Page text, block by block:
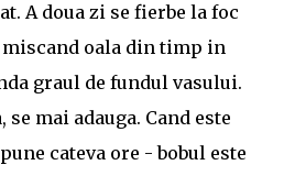
A doua zi se fierbe la foc
miscand oala din timp in
graul de fundul vasului.
se mai adauga. Cand este
cateva ore - bobul este